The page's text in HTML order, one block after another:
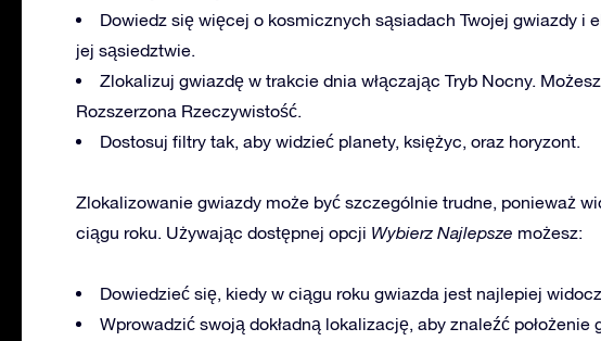
Dowiedz się więcej o kosmicznych sąsiadach Twojej gwiazdy i
jej sąsiedztwie.
Zlokalizuj gwiazdę w trakcie dnia włączając Tryb Nocny.
Rozszerzona Rzeczywistość.
Dostosuj filtry tak, aby widzieć planety, księżyc, oraz horyzont.
Zlokalizowanie gwiazdy może być szczególnie trudne, ponieważ
ciągu roku. Używając dostępnej opcji Wybierz Najlepsze możesz:
Dowiedzieć się, kiedy w ciągu roku gwiazda jest najlepiej
Wprowadzić swoją dokładną lokalizację, aby znaleźć